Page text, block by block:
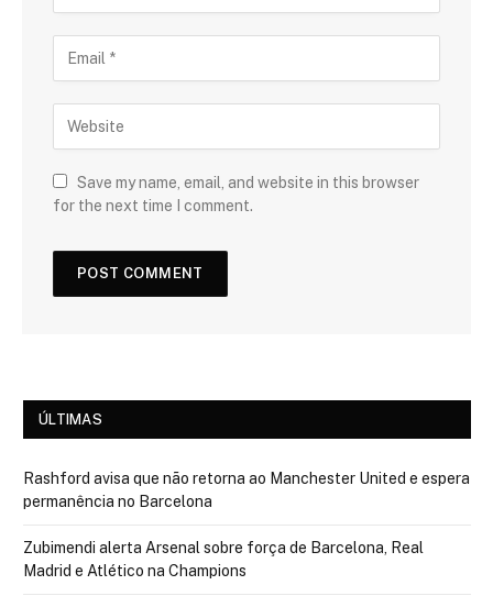
Save my name, email, and website in this browser
for the next time I comment.
ÚLTIMAS
Rashford avisa que não retorna ao Manchester United e espera
permanência no Barcelona
Zubimendi alerta Arsenal sobre força de Barcelona, Real
Madrid e Atlético na Champions